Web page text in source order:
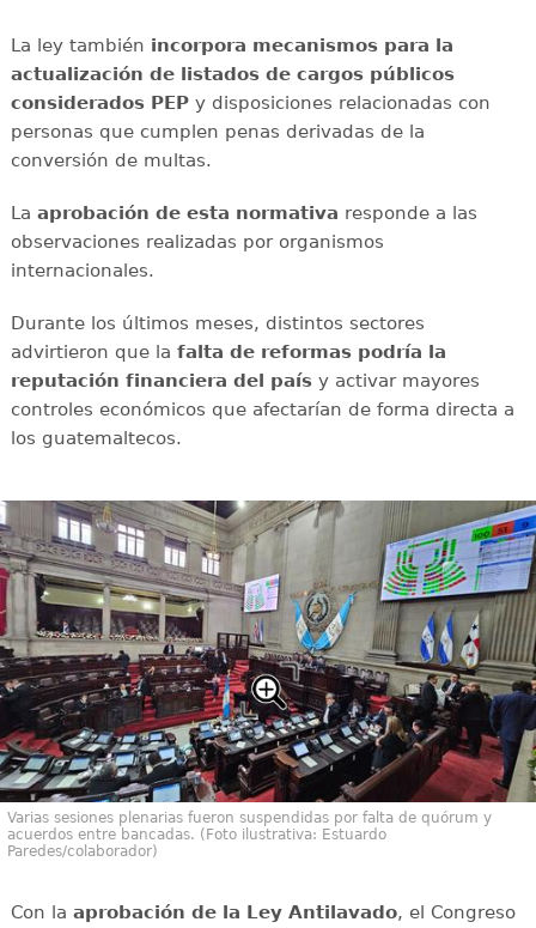
La ley también incorpora mecanismos para la
actualización de listados de cargos públicos
considerados PEPy disposiciones relacionadas con
personas que cumplen penas derivadas de la
conversión de multas.
La aprobación de esta normativa responde a las
observaciones realizadas por organismos
internacionales.
Durante los últimos meses, distintos sectores
advirtieron que la falta de reformas podría la
reputación financiera del paísy activar mayores
controles económicos que afectarían de forma directa a
los guatemaltecos.
Varias sesiones plenarias fueron suspendidas por falta de quórum y
acuerdos entre bancadas. (Foto ilustrativa: Estuardo
Paredes/colaborador)
Con la aprobación de la Ley Antilavado, el Congreso